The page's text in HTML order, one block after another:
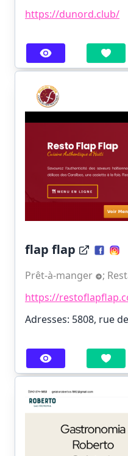
https://dunord.club/
flap flap
Prêt-à-manger ;
https://
Adresses: 5808, rue